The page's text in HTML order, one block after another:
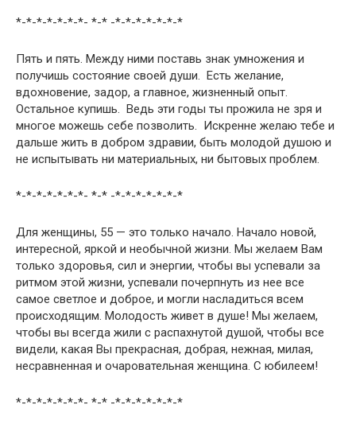
*-*-*-*-*-*-*- *-* -*-*-*-*-*-*-*
Пять и пять. Между ними поставь знак умножения и
получишь состояние своей души. Есть желание,
вдохновение, задор, а главное, жизненный опыт.
Остальное купишь. Ведь эти годы ты прожила не зря и
многое можешь себе позволить. Искренне желаю тебе и
дальше жить в добром здравии, быть молодой душою и
не испытывать ни материальных, ни бытовых проблем.
*-*-*-*-*-*-*- *-* -*-*-*-*-*-*-*
Для женщины, 55 — это только начало. Начало новой,
интересной, яркой и необычной жизни. Мы желаем Вам
только здоровья, сил и энергии, чтобы вы успевали за
ритмом этой жизни, успевали почерпнуть из нее все
самое светлое и доброе, и могли насладиться всем
происходящим. Молодость живет в душе! Мы желаем,
чтобы вы всегда жили с распахнутой душой, чтобы все
видели, какая Вы прекрасная, добрая, нежная, милая,
несравненная и очаровательная женщина. С юбилеем!
*-*-*-*-*-*-*- *-* -*-*-*-*-*-*-*